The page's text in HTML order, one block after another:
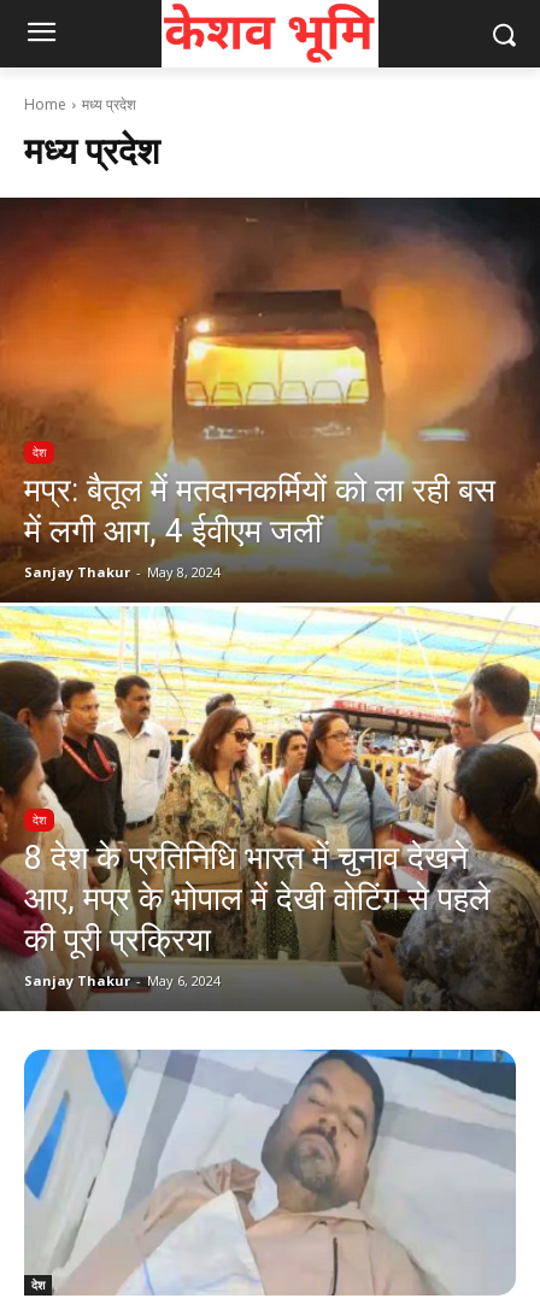
Home मध्य प्रदेश
मध्य प्रदेश
देश
मप्र: बैतूल में मतदानकर्मियों को ला रही बस
में लगी आग, 4 ईवीएम जलीं
Sanjay Thakur - May 8, 2024
देश
8 देश के प्रतिनिधि भारत में चुनाव देखने
आए, मप्र के भोपाल में देखी वोटिंग से पहले
की पूरी प्रक्रिया
Sanjay Thakur - May 6, 2024
देश